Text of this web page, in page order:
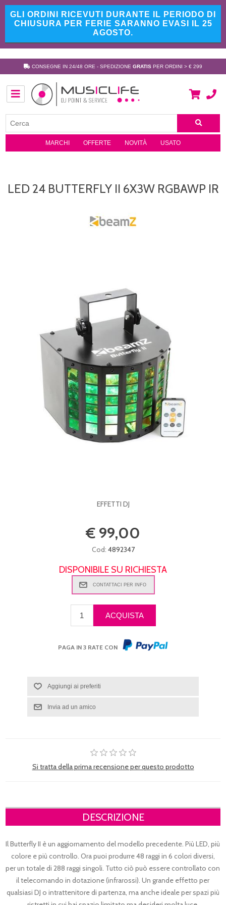
GLI ORDINI RICEVUTI DURANTE IL PERIODO DI
CHIUSURA PER FERIE SARANNO EVASI IL 25
AGOSTO.
CONSEGNE IN 24/48 ORE - SPEDIZIONE GRATIS PER ORDINI > € 299
MARCHI OFFERTE NOVITÀ USATO
LED 24 BUTTERFLY II 6X3W RGBAWP IR
EFFETTI DJ
€ 99,00
Cod: 4892347
DISPONIBILE SU RICHIESTA
PAGA IN 3 RATE CON
Si tratta della prima recensione per questo prodotto
DESCRIZIONE
Il Butterfly II è un aggiornamento del modello precedente. Più LED, più
colore e più controllo. Ora puoi produrre 48 raggi in 6 colori diversi,
per un totale di 288 raggi singoli. Tutto ciò può essere controllato con
il telecomando in dotazione (infrarossi). Un grande effetto per
qualsiasi DJ o intrattenitore di partenza, ma anche ideale per spazi più